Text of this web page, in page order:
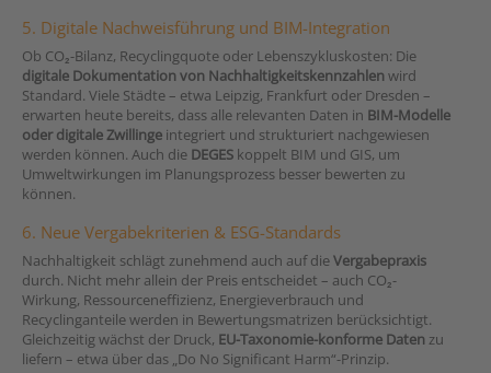
5. Digitale Nachweisführung und BIM-Integration
Ob CO₂-Bilanz, Recyclingquote oder Lebenszykluskosten: Die
digitale Dokumentation von Nachhaltigkeitskennzahlen wird
Standard. Viele Städte – etwa Leipzig, Frankfurt oder Dresden –
erwarten heute bereits, dass alle relevanten Daten in BIM-Modelle
oder digitale Zwillinge integriert und strukturiert nachgewiesen
werden können. Auch die DEGES koppelt BIM und GIS, um
Umweltwirkungen im Planungsprozess besser bewerten zu
können.
6. Neue Vergabekriterien & ESG-Standards
Nachhaltigkeit schlägt zunehmend auch auf dieVergabepraxis
durch. Nicht mehr allein der Preis entscheidet – auch CO₂-
Wirkung, Ressourceneffizienz, Energieverbrauch und
Recyclinganteile werden in Bewertungsmatrizen berücksichtigt.
Gleichzeitig wächst der Druck, EU-Taxonomie-konforme Daten zu
liefern – etwa über das „Do No Significant Harm“-Prinzip.